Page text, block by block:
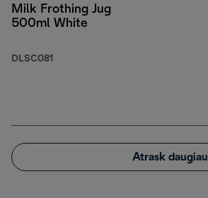
Milk Frothing Jug
500ml White
DLSC081
Atrask daugiau